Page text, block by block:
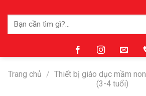
Tìm
Trang chủ / Thiết bị giáo dục mầm non
(3-4 tuổi)